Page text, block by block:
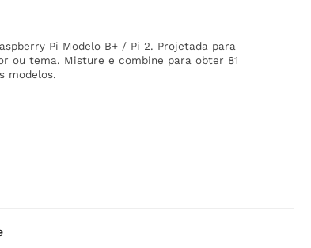
Pi Modelo B+ / Pi 2. Projetada para
ou tema. Misture e combine para obter 81
modelos.